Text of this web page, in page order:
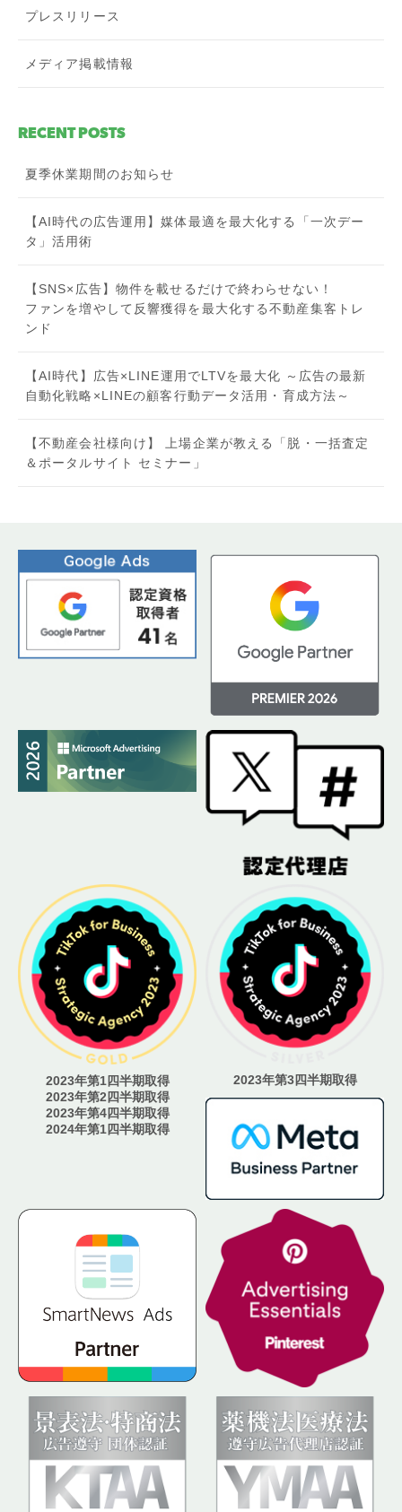
プレスリリース
メディア掲載情報
RECENT POSTS
夏季休業期間のお知らせ
【AI時代の広告運用】媒体最適を最大化する「一次デー
タ」活用術
【SNS×広告】物件を載せるだけで終わらせない！
ファンを増やして反響獲得を最大化する不動産集客トレ
ンド
【AI時代】広告×LINE運用でLTVを最大化 ～広告の最新
自動化戦略×LINEの顧客行動データ活用・育成方法～
【不動産会社様向け】 上場企業が教える「脱・一括査定
＆ポータルサイト セミナー」
2023年第1四半期取得
2023年第2四半期取得
2023年第4四半期取得
2024年第1四半期取得
2023年第3四半期取得